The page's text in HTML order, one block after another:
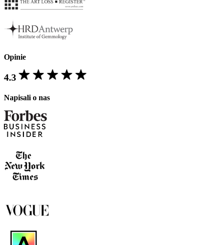
Opinie
4.3
Napisali o nas